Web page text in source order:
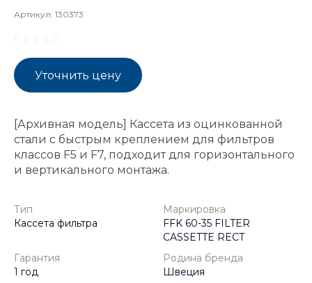
Артикул: 130373
Уточнить цену
[Архивная модель] Кассета из оцинкованной
стали с быстрым креплением для фильтров
классов F5 и F7, подходит для горизонтального
и вертикального монтажа.
Тип
Кассета фильтра
Маркировка
FFK 60-35 FILTER
CASSETTE RECT
Гарантия
1 год
Родина бренда
Швеция